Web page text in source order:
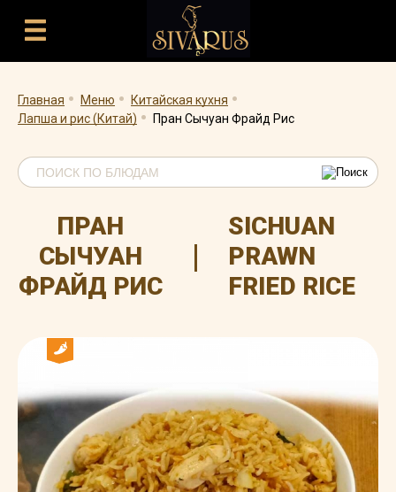
Главная . Меню . Китайская кухня .
Лапша и рис (Китай). Пран Сычуан Фрайд Рис
ПРАН
СЫЧУАН
ФРАЙД РИС
|
SICHUAN
PRAWN
FRIED RICE